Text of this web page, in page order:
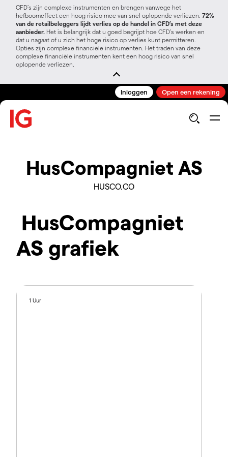
CFD’s zijn complexe instrumenten en brengen vanwege het
hefboomeffect een hoog risico mee van snel oplopende verliezen. 72%
van de retailbeleggers lijdt verlies op de handel in CFD’s met deze
aanbieder. Het is belangrijk dat u goed begrijpt hoe CFD's werken en
dat u nagaat of u zich het hoge risico op verlies kunt permitteren.
Opties zijn complexe financiële instrumenten. Het traden van deze
complexe financiële instrumenten kent een hoog risico van snel
oplopende verliezen.
Inloggen Open een rekening
HusCompagniet AS
HUSCO.CO
HusCompagniet
AS grafiek
1 Uur